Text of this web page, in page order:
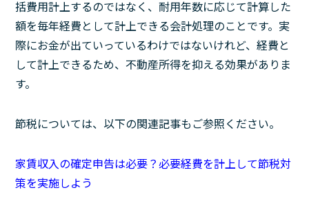
括費用計上するのではなく、耐用年数に応じて計算した
額を毎年経費として計上できる会計処理のことです。実
際にお金が出ていっているわけではないけれど、経費と
して計上できるため、不動産所得を抑える効果がありま
す。
節税については、以下の関連記事もご参照ください。
家賃収入の確定申告は必要？必要経費を計上して節税対
策を実施しよう